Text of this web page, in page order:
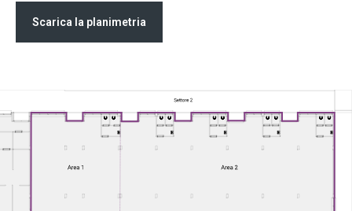
Scarica la planimetria